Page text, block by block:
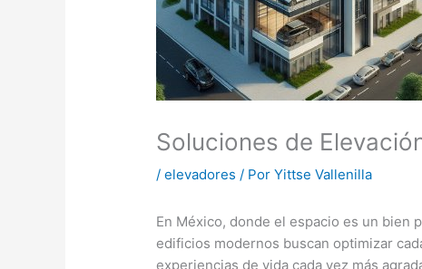
Soluciones de
/elevadores / PorYittse Vallenilla
En México, donde el espacio es un bien
edificios modernos buscan optimizar
experiencias de vida cada vez más